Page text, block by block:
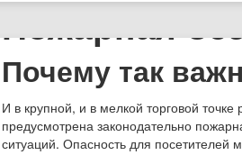
Пожарная
Почему так
И в крупной, и в мелкой торговой
предусмотрена законодательно
ситуаций. Опасность для посетителей